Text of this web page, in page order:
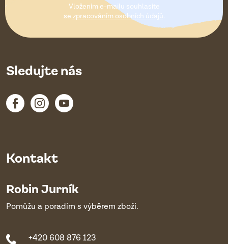
Vložením e-mailu souhlasíte
se zpracováním osobních údajů.
Kontakt
Robin Jurník
Pomůžu a poradím s výběrem zboží.
+420 608 876 123
Sledujte nás